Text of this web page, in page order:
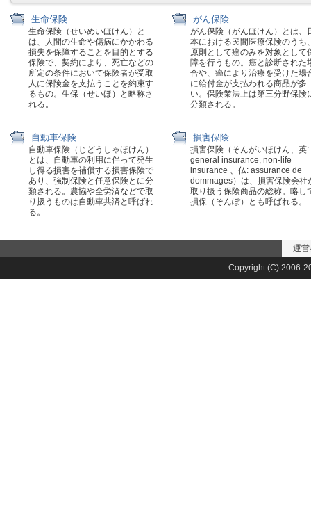
生命保険
生命保険（せいめいほけん）と
は、人間の生命や傷病にかかわる
損失を保障することを目的とする
保険で、契約により、死亡などの
所定の条件において保険者が受取
人に保険金を支払うことを約束す
るもの。生保（せいほ）と略称さ
れる。
がん保険
がん保険（がんほけん）とは、
本における民間医療保険のうち
原則として癌のみを対象として
障を行うもの。癌と診断された
合や、癌により治療を受けた場
に給付金が支払われる商品が多
い。保険業法上は第三分野保険
分類される。
自動車保険
自動車保険（じどうしゃほけん）
とは、自動車の利用に伴って発生
し得る損害を補償する損害保険で
あり、強制保険と任意保険とに分
類される。農協や全労済などで取
り扱うものは自動車共済と呼ばれ
る。
損害保険
損害保険（そんがいほけん、英:
general insurance, non-life
insurance 、仏: assurance de
dommages）は、損害保険会社
取り扱う保険商品の総称。略し
損保（そんぽ）とも呼ばれる。
運
Copyright (C) 2006-